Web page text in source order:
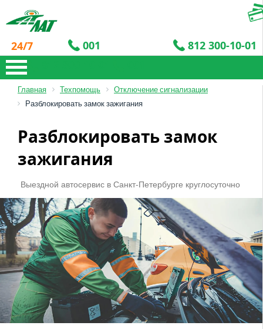
24/7 001
812 300-10-01
Главная Техпомощь
Отключение сигнализации
Разблокировать замок зажигания
Разблокировать замок
зажигания
Выездной автосервис в Санкт-Петербурге круглосуточно